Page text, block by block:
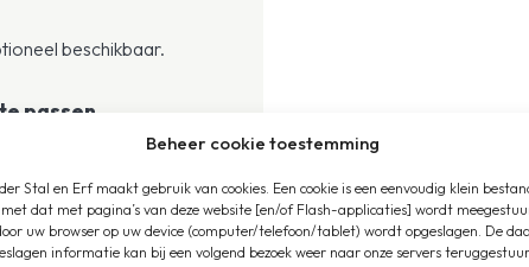
Beheer cookie toestemming
Stal en Erf maakt gebruik van cookies. Een cookie is een eenvoudig klein
dat met pagina’s van deze website [en/of Flash-applicaties] wordt
uw browser op uw device (computer/telefoon/tablet) wordt opgeslagen. De
informatie kan bij een volgend bezoek weer naar onze servers
beschikbaar.
passen
met extra boxen of kies